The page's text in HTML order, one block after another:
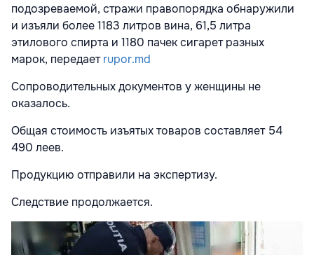
подозреваемой, стражи правопорядка обнаружили
и изъяли более 1183 литров вина, 61,5 литра
этилового спирта и 1180 пачек сигарет разных
марок, передаетrupor.md
Сопроводительных документов у женщины не
оказалось.
Общая стоимость изъятых товаров составляет 54
490 леев.
Продукцию отправили на экспертизу.
Следствие продолжается.